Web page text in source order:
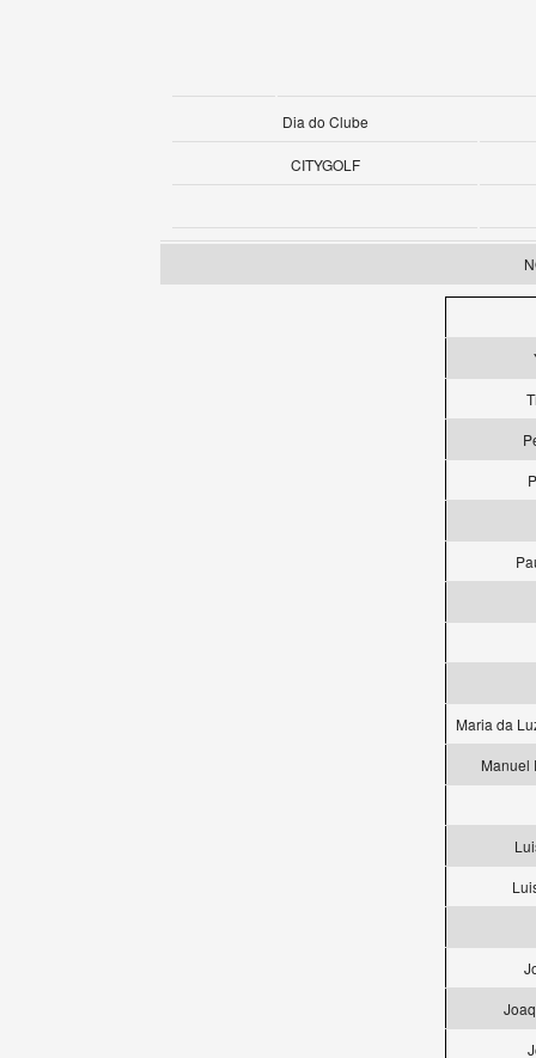
Dia do Clube
CITYGOLF
Maria da
Manuel